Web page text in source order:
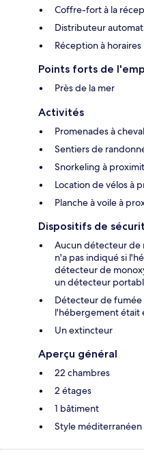
Coffre-fort à la
Distributeur
Réception à
Points forts de
Près de la mer
Activités
Promenades à
Sentiers de
Snorkeling à
Location de vélos à
Planche à voile à
Dispositifs de
Aucun détecteur de
n'a pas indiqué si
détecteur de
un détecteur
Détecteur de
l'hébergement était
Un extincteur
Aperçu général
22 chambres
2 étages
1 bâtiment
Style méditerranéen